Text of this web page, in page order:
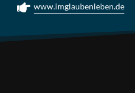
www.imglaubenleben.de